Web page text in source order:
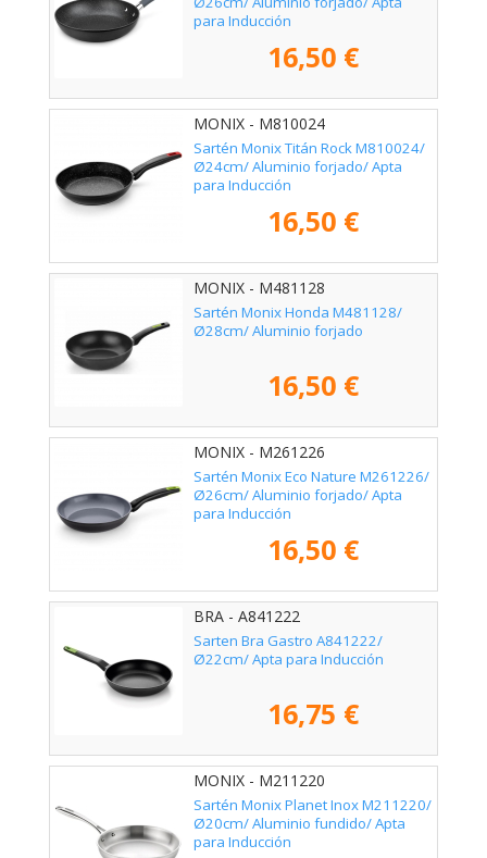
para Inducción
16,50 €
MONIX - M810024
Sartén Monix Titán Rock M810024/
Ø24cm/ Aluminio forjado/ Apta
para Inducción
16,50 €
MONIX - M481128
Sartén Monix Honda M481128/
Ø28cm/ Aluminio forjado
16,50 €
MONIX - M261226
Sartén Monix Eco Nature M261226/
Ø26cm/ Aluminio forjado/ Apta
para Inducción
16,50 €
BRA - A841222
Sarten Bra Gastro A841222/
Ø22cm/ Apta para Inducción
16,75 €
MONIX - M211220
Sartén Monix Planet Inox M211220/
Ø20cm/ Aluminio fundido/ Apta
para Inducción